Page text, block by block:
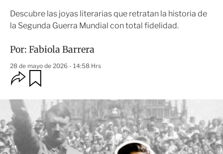
Descubre las joyas literarias que retratan la historia de
la Segunda Guerra Mundial con total fidelidad.
Por: Fabiola Barrera
28 de mayo de 2026 - 14:58 Hrs
O
p
o
n
r
d
r